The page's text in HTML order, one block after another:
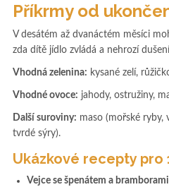
Příkrmy od
V desátém až dvanáctém měsíci
zda dítě jídlo zvládá a nehrozí
Vhodná zelenina: kysané zelí,
Vhodné ovoce: jahody, ostružiny,
Další suroviny: maso (mořské ryby,
tvrdé sýry).
Ukázkové recepty pro
Vejce se špenátem a